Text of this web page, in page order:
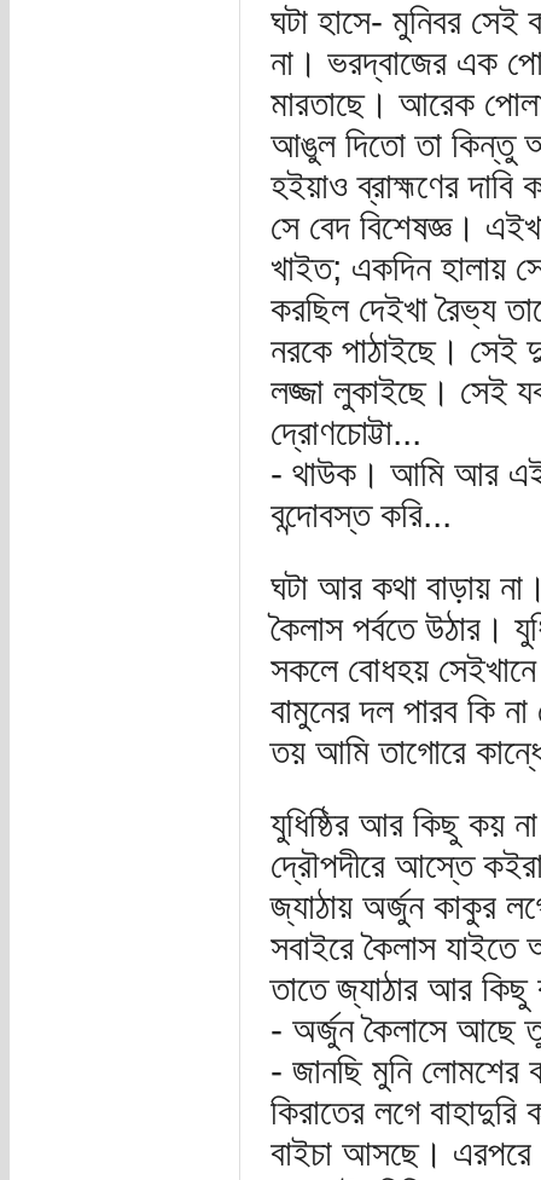
ঘটা হাসে- মুনিবর
না। ভরদ্বাজের এক
মারতাছে। আরেক
আঙুল দিতো তা কিন্তু
হইয়াও ব্রাহ্মণের
সে বেদ বিশেষজ্ঞ।
খাইত; একদিন হালায়
করছিল দেইখা রৈভ্য
নরকে পাঠাইছে। সেই
লজ্জা লুকাইছে। সেই
দ্রোণচোট্টা...
- থাউক। আমি আর এই
বন্দোবস্ত করি...
ঘটা আর কথা বাড়ায়
কৈলাস পর্বতে উঠার।
সকলে বোধহয়
বামুনের দল পারব কি
তয় আমি তাগোরে
যুধিষ্ঠির আর কিছু কয়
দ্রৌপদীরে আস্তে
জ্যাঠায় অর্জুন কাকুর
সবাইরে কৈলাস
তাতে জ্যাঠার আর কিছু
- অর্জুন কৈলাসে আছে
- জানছি মুনি
কিরাতের লগে
বাইচা আসছে।